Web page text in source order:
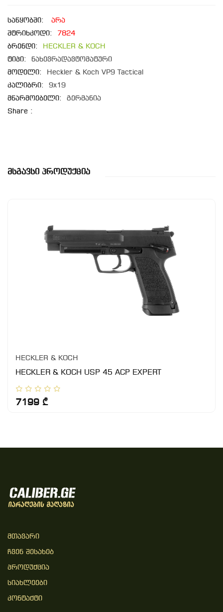
საწყობში:
არა
შტრიხკოდი:
7824
ბრენდი:
HECKLER & KOCH
ტიპი:
ნახევრადავტომატური
მოდელი:
Heckler & Koch VP9 Tactical
კალიბრი:
9x19
მწარმოებელი:
გერმანია
Share :
Მსგავსი Პროდუქცია
HECKLER & KOCH
HECKLER & KOCH USP 45 ACP EXPERT
7199 ₾
Მთავარი
Ჩვენ Შესახებ
Პროდუქცია
Სიახლეები
Კონტაქტი